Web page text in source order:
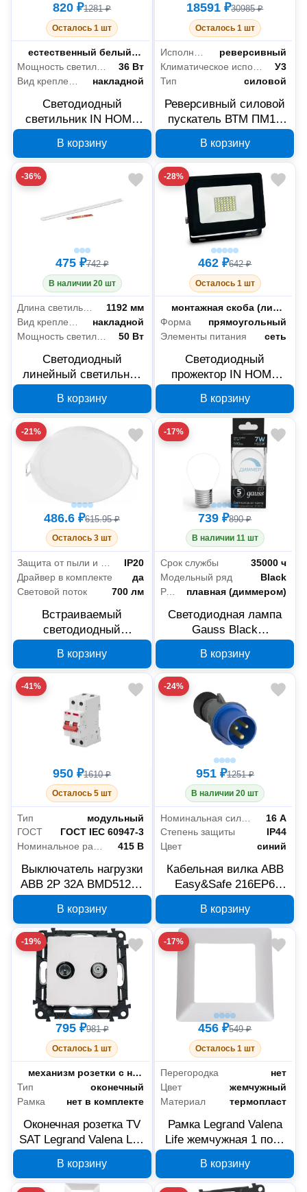
820 ₽1281 ₽
Осталось 1 шт
Цветность
естественный белый (3300-5000 К)
Мощность светильника
36 Вт
накладной
Светодиодный
светильник IN HOME
4690612037400
В корзину
18591 ₽30985 ₽
Осталось 1 шт
Исполнение
реверсивный
Климатическое исполнение
У3
Тип
силовой
Реверсивный силовой
пускатель ВТМ ПМ12
В корзину
-36%
475 ₽742 ₽
В наличии 20 шт
Длина светильника
1192 мм
накладной
50 Вт
Светодиодный
линейный светильник
4690612035482
В корзину
-28%
462 ₽642 ₽
Осталось 1 шт
Способ установки
монтажная скоба (лира)
Форма
прямоугольный
Элементы питания
сеть
Светодиодный
прожектор IN HOME
4690612030036
В корзину
-21%
486.6 ₽615.95 ₽
Осталось 3 шт
IP20
Драйвер в комплекте
да
Световой поток
700 лм
Встраиваемый
светодиодный
Meson 9Вт
915005747701
В корзину
-17%
739 ₽890 ₽
В наличии 11 шт
Срок службы
35000 ч
Модельный ряд
Black
Регулировка яркости светового потока
плавная (диммером)
Светодиодная лампа
Gauss Black
7 Вт, 4100 К
В корзину
-41%
950 ₽1610 ₽
Осталось 5 шт
Тип
модульный
ГОСТ
ГОСТ IEC 60947-3
Номинальное рабочее напряжение
415 В
Выключатель нагрузки
ABB 2P 32А BMD51232
В корзину
-24%
951 ₽1251 ₽
В наличии 20 шт
Номинальная сила тока
16 А
Степень защиты
IP44
Цвет
синий
Кабельная вилка ABB
Easy&Safe 216EP6
А, 2P+E, IP44
В корзину
-19%
795 ₽981 ₽
Осталось 1 шт
Тип комплектации
механизм розетки с накладкой
Тип
оконечный
Рамка
нет в комплекте
Оконечная розетка TV
SAT Legrand Valena Life
В корзину
-17%
456 ₽549 ₽
Осталось 1 шт
Перегородка
нет
Цвет
жемчужный
Материал
термопласт
Рамка Legrand Valena
Life жемчужная 1 пост
В корзину